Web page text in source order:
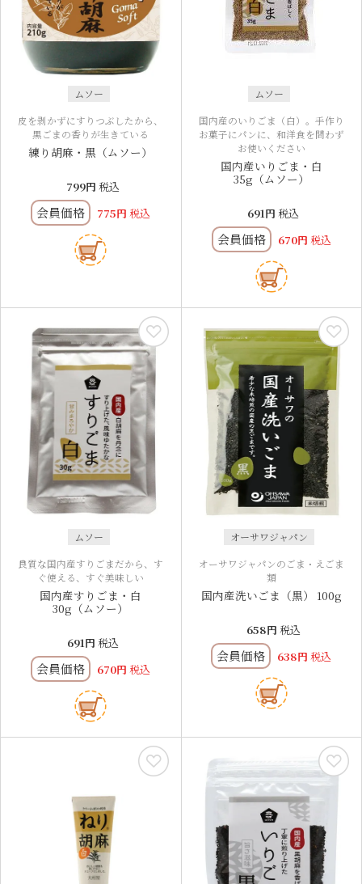
ムソー
皮を剥かずにすりつぶしたから、
黒ごまの香りが生きている
練り胡麻・黒（ムソー）
799 税込
会員価格 775 税込
ムソー
国内産のいりごま（白）。手作り
お菓子にパンに、和洋食を問わず
お使いください
国内産いりごま・白
35g（ムソー）
691 税込
会員価格 670 税込
ムソー
良質な国内産すりごまだから、す
ぐ使える、すぐ美味しい
国内産すりごま・白
30g（ムソー）
691 税込
会員価格 670 税込
オーサワジャパン
オーサワジャパンのごま・えごま
類
国内産洗いごま（黒） 100g
658 税込
会員価格 638 税込